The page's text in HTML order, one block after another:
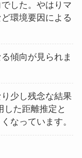
した。やはりマ
環境要因による
傾向が見られま
少し残念な結果
した距離推定と
なっています。